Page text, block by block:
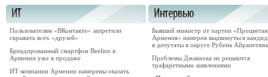
Пользователям «ВКонтакте» запретили
скрывать всех «друзей»
Брендированный смартфон Beeline в
Армении уже в продаже
ИТ-компании Армении намерены оказать
Бывший министр от партии
Армения» намерен выдвинуться
в депутаты в округе Рубена Айрапетяна
Проблемы Джавахка не решаются
трафаретными заявлениями